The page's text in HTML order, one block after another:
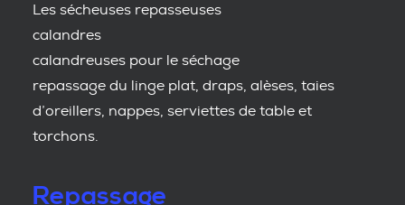
Les sécheuses repasseuses
calandres
calandreuses pour le séchage
repassage du linge plat, draps, alèses, taies
d’oreillers, nappes, serviettes de table et
torchons.
Repassage